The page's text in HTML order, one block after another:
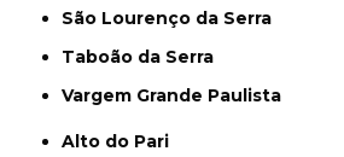
São Lourenço da Serra
Taboão da Serra
Vargem Grande Paulista
Alto do Pari